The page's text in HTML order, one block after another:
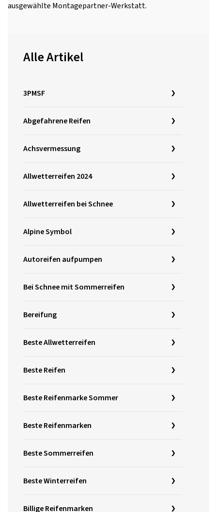
ausgewählte Montagepartner-Werkstatt.
Alle Artikel
3PMSF
Abgefahrene Reifen
Achsvermessung
Allwetterreifen 2024
Allwetterreifen bei Schnee
Alpine Symbol
Autoreifen aufpumpen
Bei Schnee mit Sommerreifen
Bereifung
Beste Allwetterreifen
Beste Reifen
Beste Reifenmarke Sommer
Beste Reifenmarken
Beste Sommerreifen
Beste Winterreifen
Billige Reifenmarken